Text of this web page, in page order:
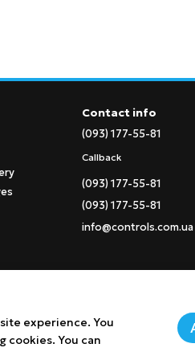
Contact info
(093) 177-55-81
Callback
(093) 177-55-81
(093) 177-55-81
info@controls.com.ua
experience. You
cookies. You can